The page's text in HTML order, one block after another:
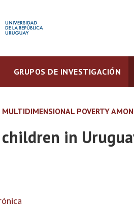
GRUPOS DE INVESTIGACIÓN
MULTIDIMENSIONAL POVERTY
in